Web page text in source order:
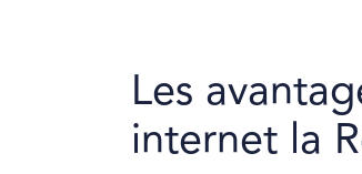
Les
internet la